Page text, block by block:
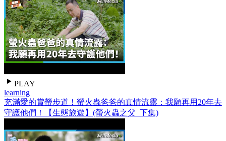
PLAY
learning
充滿愛的賞螢步道！螢火蟲爸爸的真情流露：我願再用20年去
守護他們！【生態旅遊】(螢火蟲之父_下集)